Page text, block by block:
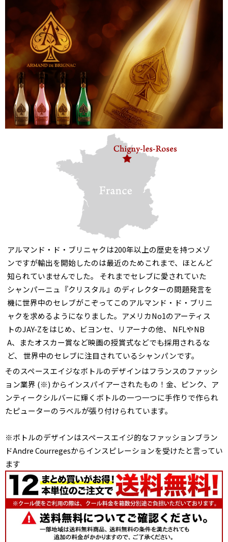
アルマンド・ド・ブリニャクは200年以上の歴史を持つメゾ
ンですが輸出を開始したのは最近のためこれまで、ほとんど
知られていませんでした。 それまでセレブに愛されていた
シャンパーニュ『クリスタル』のディレクターの問題発言を
機に世界中のセレブがこぞってこのアルマンド・ド・ブリニ
ャクを求めるようになりました。アメリカNo1のアーティス
トのJAY-Zをはじめ、ビヨンセ、リアーナの他、 NFLやNB
A、またオスカー賞など映画の授賞式などでも採用されるな
ど、 世界中のセレブに注目されているシャンパンです。
そのスペースエイジなボトルのデザインはフランスのファッシ
ョン業界 (※) からインスパイアーされたもの！金、ピンク、ア
ンティークシルバーに輝くボトルの一つ一つに手作りで作られ
たピューターのラベルが張り付けられています。
※ボトルのデザインはスペースエイジ的なファッションブラン
ドAndre Courregesからインスピレーションを受けたと言ってい
ます